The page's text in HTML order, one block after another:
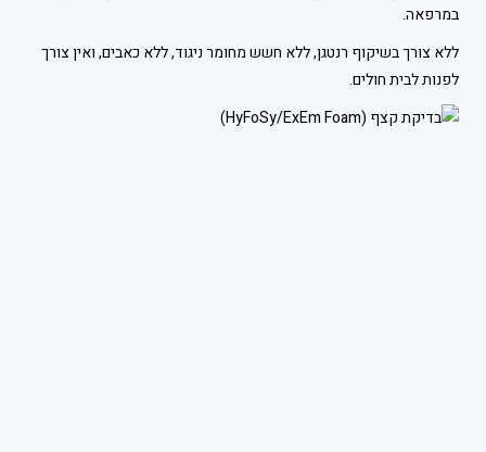
במרפאה.
ללא צורך בשיקוף רנטגן, ללא חשש מחומר ניגוד, ללא כאבים, ואין צורך
לפנות לבית חולים.